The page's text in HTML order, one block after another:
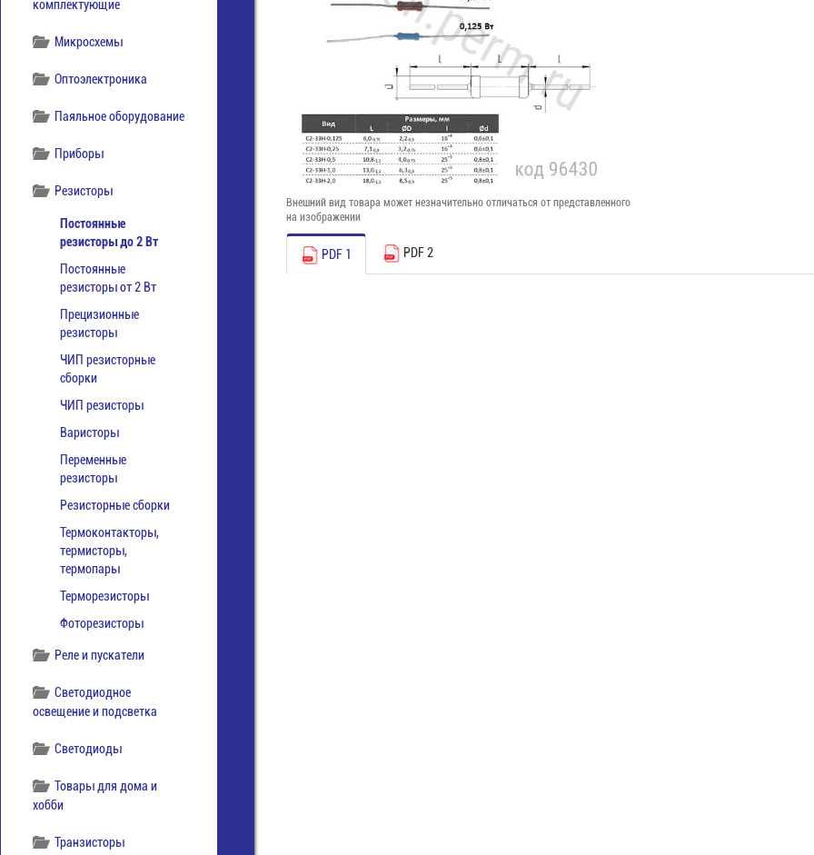
комплектующие
Микросхемы
Оптоэлектроника
Паяльное оборудование
Приборы
Резисторы
Постоянные
резисторы до 2 Вт
Постоянные
резисторы от 2 Вт
Прецизионные
резисторы
ЧИП резисторные
сборки
ЧИП резисторы
Варисторы
Переменные
резисторы
Резисторные сборки
Термоконтакторы,
термисторы,
термопары
Терморезисторы
Фоторезисторы
Реле и пускатели
Светодиодное
освещение и подсветка
Светодиоды
Товары для дома и
хобби
Транзисторы
Внешний вид товара может незначительно отличаться от представленного
на изображении
PDF 1 PDF 2